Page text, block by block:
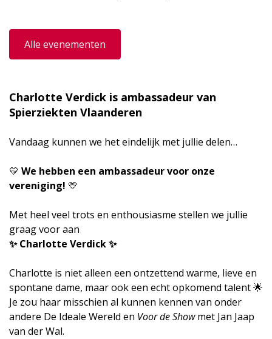
Alle evenementen
Charlotte Verdick is ambassadeur van
Spierziekten Vlaanderen
Vandaag kunnen we het eindelijk met jullie delen…
💛 We hebben een ambassadeur voor onze
vereniging! 💛
Met heel veel trots en enthousiasme stellen we jullie
graag voor aan
✨Charlotte Verdick✨
Charlotte is niet alleen een ontzettend warme, lieve en
spontane dame, maar ook een echt opkomend talent 🌟
Je zou haar misschien al kunnen kennen van onder
andere De Ideale Wereld en Voor de Showmet Jan Jaap
van der Wal.